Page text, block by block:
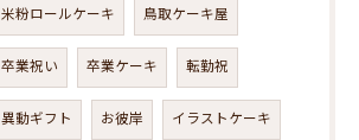
米粉ロールケーキ 鳥取ケーキ屋
卒業祝い 卒業ケーキ 転勤祝
異動ギフト お彼岸 イラストケーキ